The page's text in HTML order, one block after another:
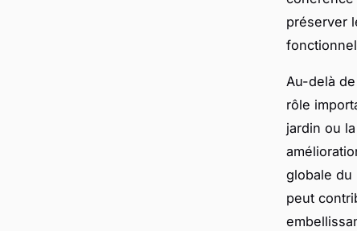
préserver
Au-delà
rôle
jardin ou
globale du
peut